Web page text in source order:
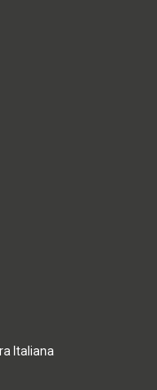
Italiana